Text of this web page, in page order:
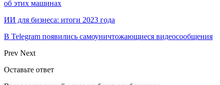
об этих машинах
ИИ для бизнеса: итоги 2023 года
В Telegram появились самоуничтожающиеся видеосообщения
Prev Next
Оставьте ответ